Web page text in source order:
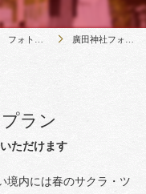
フォトプラン 廣田神社フォトプラン
ただけます
ラン
境内には春のサクラ・ツ